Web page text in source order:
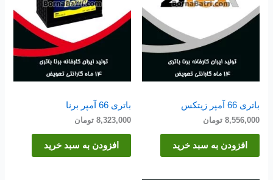
باتری 66 آمپر زیتکس
8,556,000 تومان
افزودن به سبد خرید
باتری 66 آمپر برنا
8,323,000 تومان
افزودن به سبد خرید